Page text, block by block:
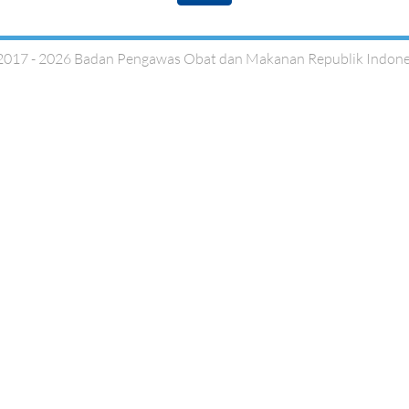
- 2026 Badan Pengawas Obat dan Makanan Republik